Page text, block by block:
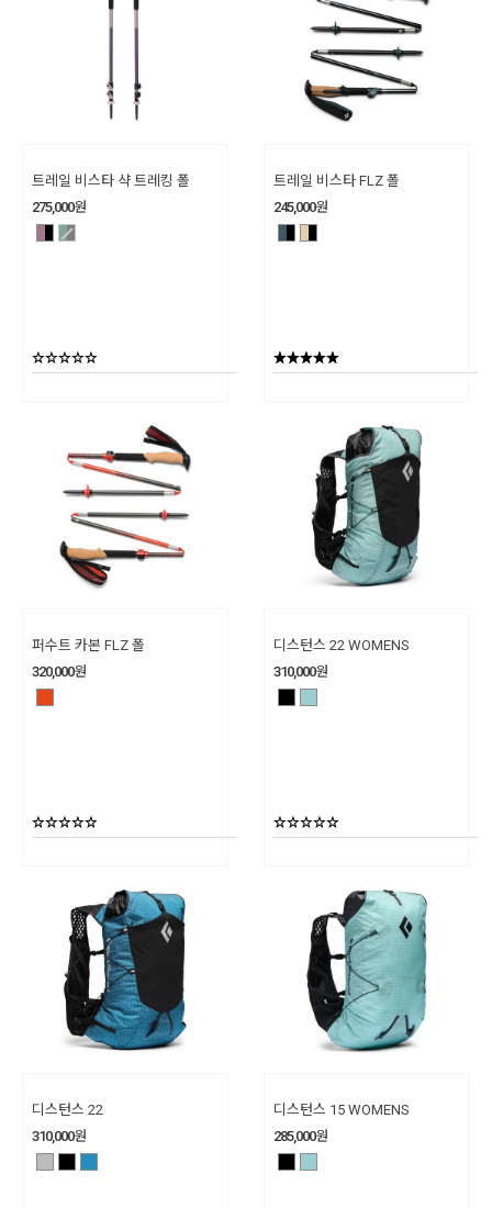
트레일 비스타 샥 트레킹 폴
275,000원
트레일 비스타 FLZ 폴
245,000원
퍼수트 카본 FLZ 폴
320,000원
디스턴스 22 WOMENS
310,000원
디스턴스 22
310,000원
디스턴스 15 WOMENS
285,000원